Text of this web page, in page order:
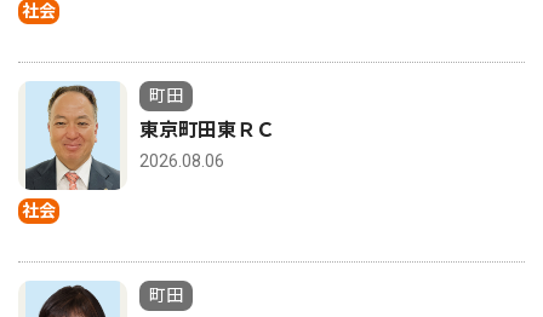
社会
社会
町田
東京町田東ＲＣ
2026.08.06
町田